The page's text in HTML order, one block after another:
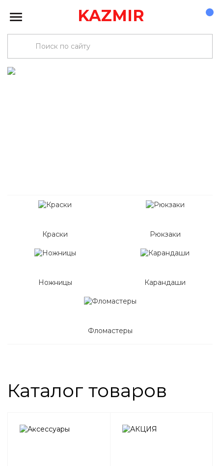
KAZMIR
Краски Рюкзаки
Ножницы Карандаши
Фломастеры
Каталог товаров